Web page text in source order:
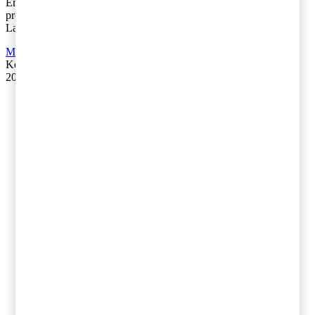
produkter samt en ny lag om skatt på kemiska växtskyddsmedel.
Lagarna föreslås träda i kra [...]
Moms, tull och punktskatter
Kontakta
20 februari 2018